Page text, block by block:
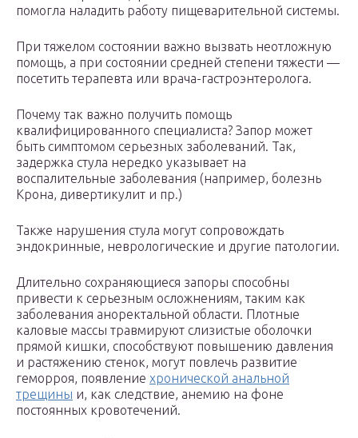
помогла наладить работу пищеварительной системы.
При тяжелом состоянии важно вызвать неотложную
помощь, а при состоянии средней степени тяжести —
посетить терапевта или врача-гастроэнтеролога.
Почему так важно получить помощь
квалифицированного специалиста? Запор может
быть симптомом серьезных заболеваний. Так,
задержка стула нередко указывает на
воспалительные заболевания (например, болезнь
Крона, дивертикулит и пр.)
Также нарушения стула могут сопровождать
эндокринные, неврологические и другие патологии.
Длительно сохраняющиеся запоры способны
привести к серьезным осложнениям, таким как
заболевания аноректальной области. Плотные
каловые массы травмируют слизистые оболочки
прямой кишки, способствуют повышению давления
и растяжению стенок, могут повлечь развитие
геморроя, появление хронической анальной
трещины и, как следствие, анемию на фоне
постоянных кровотечений.